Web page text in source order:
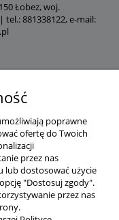
Łobez, woj.
881338122, e-mail:
poprawne
ofertę do Twoich
przez nas
lub dostosować użycie
"Dostosuj zgody".
przez nas